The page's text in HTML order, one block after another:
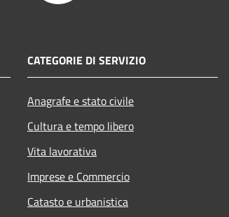
CATEGORIE DI SERVIZIO
Anagrafe e stato civile
Cultura e tempo libero
Vita lavorativa
Imprese e Commercio
Catasto e urbanistica